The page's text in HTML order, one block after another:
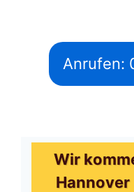
Anrufen:
Wir